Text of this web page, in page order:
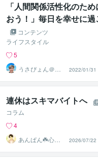
「人間関係活性化のた
おう！」毎日を幸せに
関係のコツ】
コンテンツ
ライフスタイル
5
うさぴょん＠癒
し系アラフィフ
心寄り添い人
2022/01/31
連休はスキマバイトへ
コラム
4
あんぱん☘️心に
寄り添うパパ
2026/07/22